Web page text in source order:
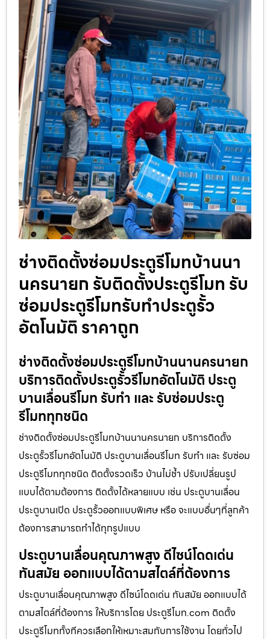
ช่างติดตั้งซ่อมประตูรีโมทบ้านนา
นครนายก รับติดตั้งประตูรีโมท รับ
ซ่อมประตูรีโมทรับทำประตูรั้ว
อัตโนมัติ ราคาถูก
ช่างติดตั้งซ่อมประตูรีโมทบ้านนานครนายก
บริการติดตั้งประตูรั้วรีโมทอัตโนมัติ ประตู
บานเลื่อนรีโมท รับทำ และ รับซ่อมประตู
รีโมททุกชนิด
ช่างติดตั้งซ่อมประตูรีโมทบ้านนานครนายก บริการติดตั้ง
ประตูรั้วรีโมทอัตโนมัติ ประตูบานเลื่อนรีโมท รับทำ และ รับซ่อม
ประตูรีโมททุกชนิด ติดตั้งรวดเร็ว บ้านไม่ช้ำ ปรับเปลี่ยนรูป
แบบได้ตามต้องการ ติดตั้งได้หลายแบบ เช่น ประตูบานเลื่อน
ประตูบานเปิด ประตูรั้วออกแบบพิเศษ หรือ จะแบบอื่นๆที่ลูกค้า
ต้องการสามารถทำได้ทุกรูปแบบ
ประตูบานเลื่อนคุณภาพสูง ดีไซน์โดดเด่น
ทันสมัย ออกแบบได้ตามสไตล์ที่ต้องการ
ประตูบานเลื่อนคุณภาพสูง ดีไซน์โดดเด่น ทันสมัย ออกแบบได้
ตามสไตล์ที่ต้องการ ให้บริการโดย ประตูรีโมท.com ติดตั้ง
ประตูรีโมททั้งทีควรเลือกให้เหมาะสมกับการใช้งาน โดยทั่วไป